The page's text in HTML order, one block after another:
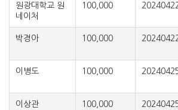
원광대학교 원
네이처
100,000
박경아 100,000
이병도 100,000
이상관 100,000